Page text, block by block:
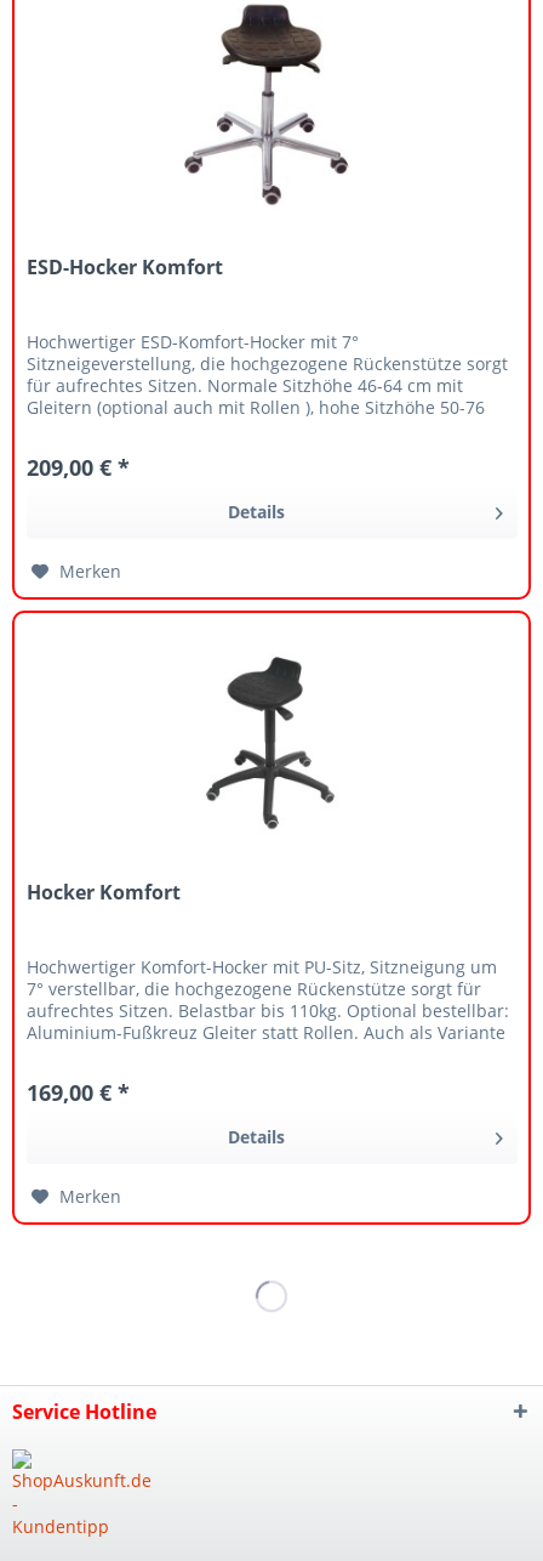
ESD-Hocker Komfort
Hochwertiger ESD-Komfort-Hocker mit 7°
Sitzneigeverstellung, die hochgezogene Rückenstütze sorgt
für aufrechtes Sitzen. Normale Sitzhöhe 46-64 cm mit
Gleitern (optional auch mit Rollen ), hohe Sitzhöhe 50-76
209,00 € *
Details
Merken
Hocker Komfort
Hochwertiger Komfort-Hocker mit PU-Sitz, Sitzneigung um
7° verstellbar, die hochgezogene Rückenstütze sorgt für
aufrechtes Sitzen. Belastbar bis 110kg. Optional bestellbar:
Aluminium-Fußkreuz Gleiter statt Rollen. Auch als Variante
169,00 € *
Details
Merken
Service Hotline